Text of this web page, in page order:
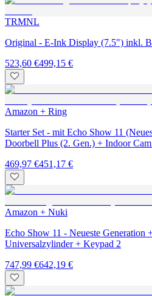
TRMNL
Original - E-Ink Display (7.5") inkl.
523,60 €499,15 €
Amazon + Ring
Starter Set - mit Echo Show 11
Doorbell Plus (2. Gen.) + Indoor
469,97 €451,17 €
Amazon + Nuki
Echo Show 11 - Neueste Generation
Universalzylinder + Keypad 2
747,99 €642,19 €